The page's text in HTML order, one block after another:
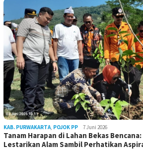
KAB. PURWAKARTA POJOK PP 7 Juni 2026
Tanam Harapan di Lahan Bekas
Lestarikan Alam Sambil Perhatikan